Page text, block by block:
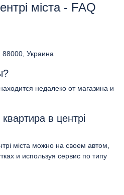
міста - FAQ
88000, Украина
недалеко от магазина и
в центрі
міста можно на своем автом,
и используя сервис по типу